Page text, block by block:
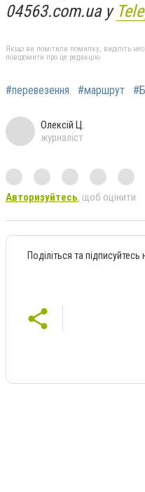
04563.com.ua у
Якщо ви помітили помилку, виділіть
повідомити про це редакцію
#перевезення #маршрут
Олексій Ц.
журналіст
Авторизуйтесь, щоб оцінити
Поділіться та